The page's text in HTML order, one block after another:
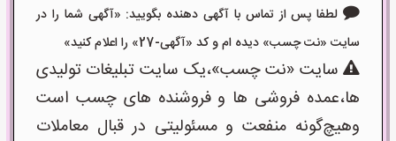
لطفا پس از تماس با آگهی دهنده بگویید: «آگهی شما را در
سایت «نت چسب» دیده ام و کد «آگهی-27» را اعلام کنید»
سایت «نت چسب»،یک سایت تبلیغات تولیدی
ها،عمده فروشی ها و فروشنده های چسب است
وهیچ‌گونه منفعت و مسئولیتی در قبال معاملات